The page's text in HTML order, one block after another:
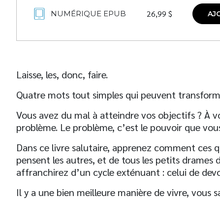
NUMÉRIQUE EPUB 26,99 $
Laisse, les, donc, faire.
Quatre mots tout simples qui peuvent
Vous avez du mal à atteindre vos objectifs ? À
problème. Le problème, c’est le pouvoir que
Dans ce livre salutaire, apprenez comment
pensent les autres, et de tous les petits drames
affranchirez d’un cycle exténuant : celui de
Il y a une bien meilleure manière de vivre, vous